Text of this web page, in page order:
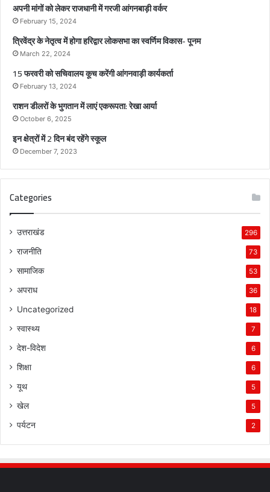
म
अपनी मांगों को लेकर राजधानी में गरजी आंगनबाड़ी वर्कर
February 15, 2024
त्रिवेंद्र के नेतृत्व में होगा हरिद्वार लोकसभा का स्वर्णिम विकास- पूनम
March 22, 2024
15 फरवरी को सचिवालय कूच करेंगी आंगनवाड़ी कार्यकर्ता
February 13, 2024
राशन डीलरों के भुगतान में लाएं एकरूपता: रेखा आर्या
October 6, 2025
इन क्षेत्रों में 2 दिन बंद रहेंगे स्कूल
December 7, 2023
Categories
उत्तराखंड 296
राजनीति 73
सामाजिक 53
अपराध 36
Uncategorized 18
स्वास्थ्य 7
देश-विदेश 6
शिक्षा 6
यूथ 5
खेल 5
पर्यटन 2